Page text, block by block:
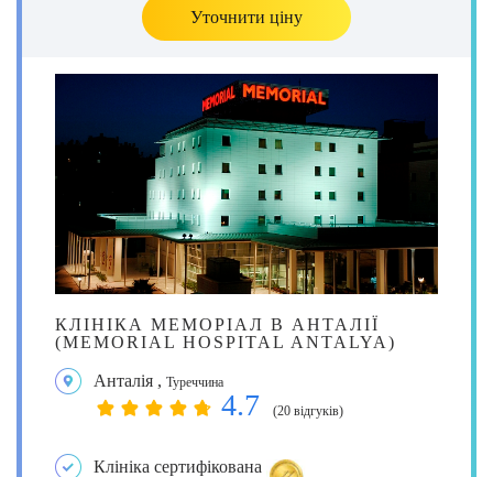
Уточнити ціну
КЛІНІКА МЕМОРІАЛ В АНТАЛІЇ
(MEMORIAL HOSPITAL ANTALYA)
Анталія , Туреччина
4.7 (20 відгуків)
Клініка сертифікована